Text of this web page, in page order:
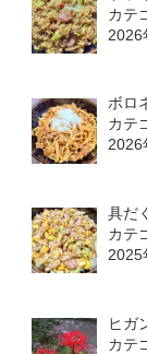
カテ
2026
ボロ
カテ
2026
具だ
カテ
2025
ヒガ
カテ